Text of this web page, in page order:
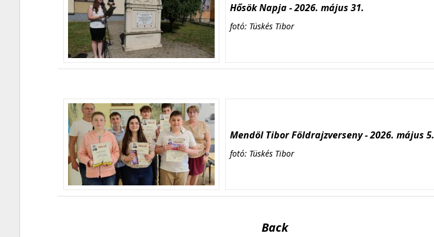
Hősök Napja - 2026. május 31.
fotó: Tüskés Tibor
Mendöl Tibor Földrajzverseny - 2026. május 5.
fotó: Tüskés Tibor
Back